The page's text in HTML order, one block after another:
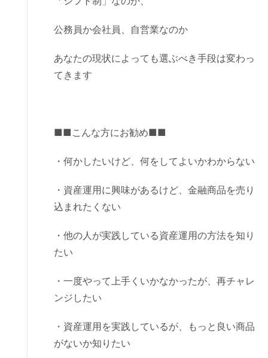
公務員か会社員、自営業なのか
あなたの現状によっても選ぶべき手段は変わっ
てきます
■■こんな方にお勧め■■
・何かしたいけど、何をしてよいかわからない
・資産運用に興味があるけど、金融商品を売り
込まれたくない
・他の人が実践している資産運用の方法を知り
たい
・一度やって上手くいかなかったが、再チャレ
ンジしたい
・資産運用を実践しているが、もっと良い商品
がないか知りたい